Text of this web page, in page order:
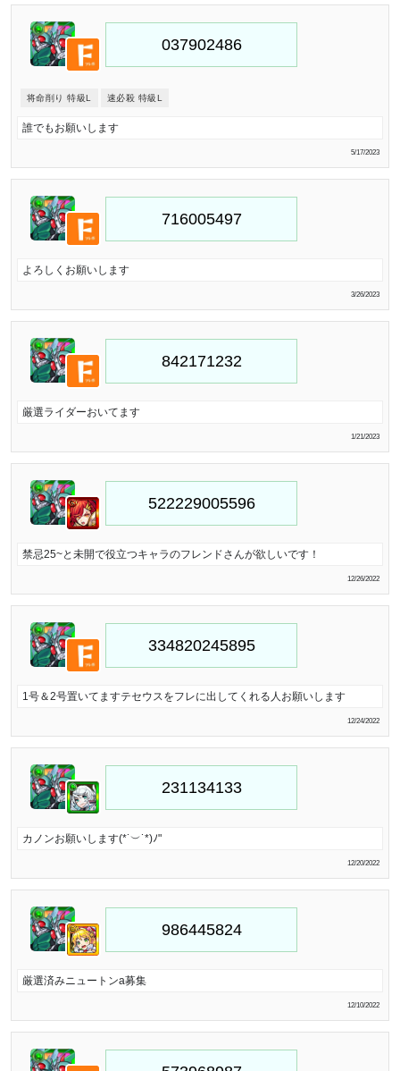
将命削り 特級L 速必殺 特級L
誰でもお願いします
5/17/2023
よろしくお願いします
3/26/2023
厳選ライダーおいてます
1/21/2023
禁忌25~と未開で役立つキャラのフレンドさんが欲しいです！
12/26/2022
1号＆2号置いてますテセウスをフレに出してくれる人お願いします
12/24/2022
カノンお願いします(*˙︶˙*)ﾉ"
12/20/2022
厳選済みニュートンa募集
12/10/2022